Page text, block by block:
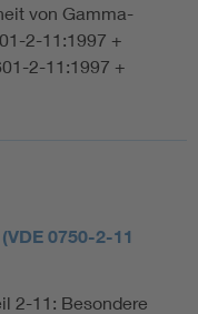
von Gamma-
2-11:1997 +
2-11:1997 +
0750-2-11
2-11: Besondere